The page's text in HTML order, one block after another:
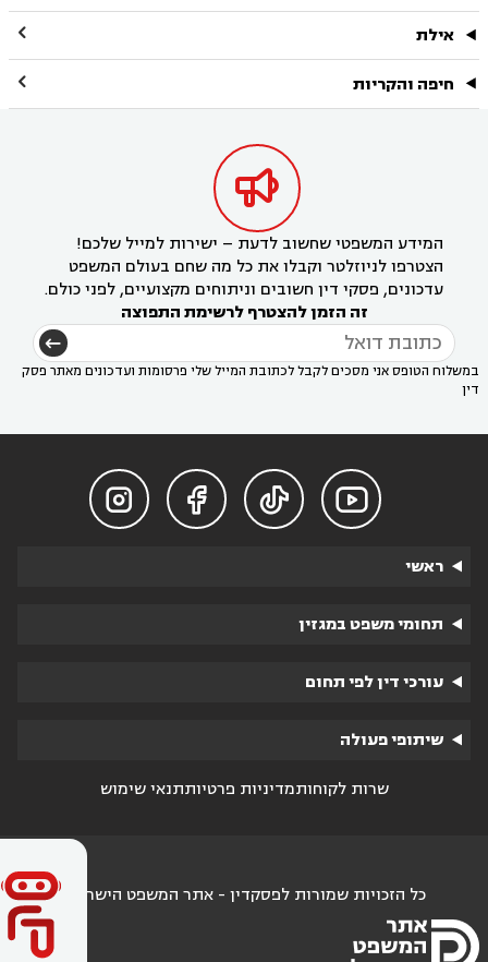
אילת 
חיפה והקריות 

המידע המשפטי שחשוב לדעת – ישירות למייל שלכם!
הצטרפו לניוזלטר וקבלו את כל מה שחם בעולם המשפט
עדכונים, פסקי דין חשובים וניתוחים מקצועיים, לפני כולם.
זה הזמן להצטרף לרשימת התפוצה
במשלוח הטופס אני מסכים לקבל לכתובת המייל שלי פרסומות ועדכונים מאתר פסק
דין




ראשי
תחומי משפט במגזין
עורכי דין לפי תחום
שיתופי פעולה
שרות לקוחותמדיניות פרטיותתנאי שימוש
כל הזכויות שמורות לפסקדין - אתר המשפט הישראלי